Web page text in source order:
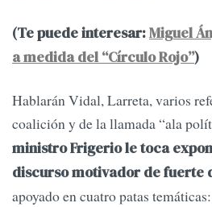
(Te puede interesar:Miguel
a medida del “Círculo Rojo”)
Hablarán Vidal, Larreta, varios
coalición y de la llamada “ala
ministro Frigerio le toca
discurso motivador de fuerte
apoyado en cuatro patas